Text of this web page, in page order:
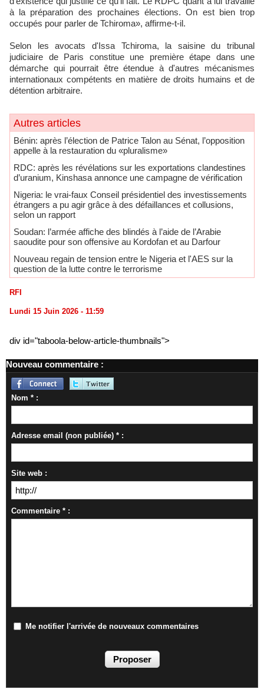
à la préparation des prochaines élections. On est bien trop
occupés pour parler de Tchiroma», affirme-t-il.
Selon les avocats d'Issa Tchiroma, la saisine du tribunal
judiciaire de Paris constitue une première étape dans une
démarche qui pourrait être étendue à d'autres mécanismes
internationaux compétents en matière de droits humains et de
détention arbitraire.
Autres articles
Bénin: après l’élection de Patrice Talon au Sénat, l’opposition
appelle à la restauration du «pluralisme»
RDC: après les révélations sur les exportations clandestines
d’uranium, Kinshasa annonce une campagne de vérification
Nigeria: le vrai-faux Conseil présidentiel des investissements
étrangers a pu agir grâce à des défaillances et collusions,
selon un rapport
Soudan: l’armée affiche des blindés à l’aide de l’Arabie
saoudite pour son offensive au Kordofan et au Darfour
Nouveau regain de tension entre le Nigeria et l'AES sur la
question de la lutte contre le terrorisme
RFI
Lundi 15 Juin 2026 - 11:59
div id="taboola-below-article-thumbnails">
Nouveau commentaire :
Nom * :
Adresse email (non publiée) * :
Site web :
Commentaire * :
Me notifier l'arrivée de nouveaux commentaires